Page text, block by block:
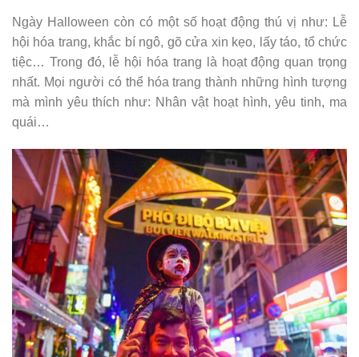
Ngày Halloween còn có một số hoạt động thú vị như: Lễ
hội hóa trang, khắc bí ngô, gõ cửa xin kẹo, lấy táo, tổ chức
tiệc… Trong đó, lễ hội hóa trang là hoạt động quan trọng
nhất. Mọi người có thể hóa trang thành những hình tượng
mà mình yêu thích như: Nhân vật hoạt hình, yêu tinh, ma
quái…